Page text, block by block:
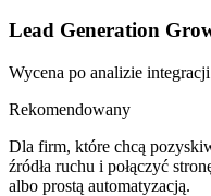
Lead Generation
Wycena po analizie
Rekomendowany
Dla firm, które chcą
źródła ruchu i połączyć
albo prostą automatyzacją.